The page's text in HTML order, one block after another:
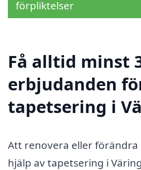
förpliktelser
Få alltid minst
erbjudanden
tapetsering i
Att renovera eller
hjälp av tapetsering i